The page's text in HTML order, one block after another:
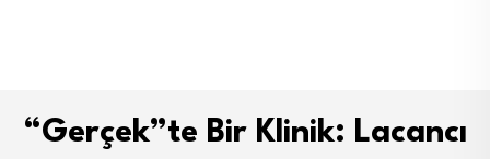
“Gerçek”te Bir Klinik: Lacancı